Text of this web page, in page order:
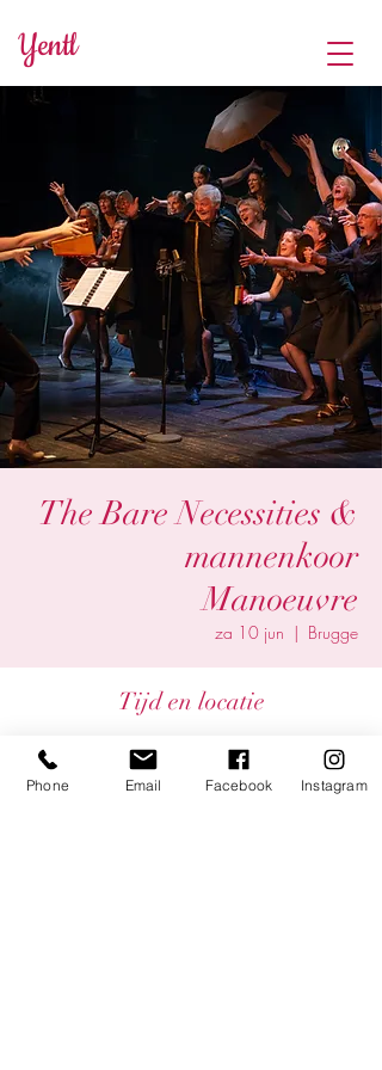
Yentl
The Bare Necessities &
mannenkoor
Manoeuvre
za 10 jun
  |
Brugge
Tijd en locatie
10 jun 2023, 20:00
Brugge, Brugge, België
Phone Email Facebook Instagram